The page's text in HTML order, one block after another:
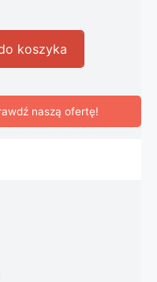
ogrodowa 60cm
koszyka
naszą ofertę!